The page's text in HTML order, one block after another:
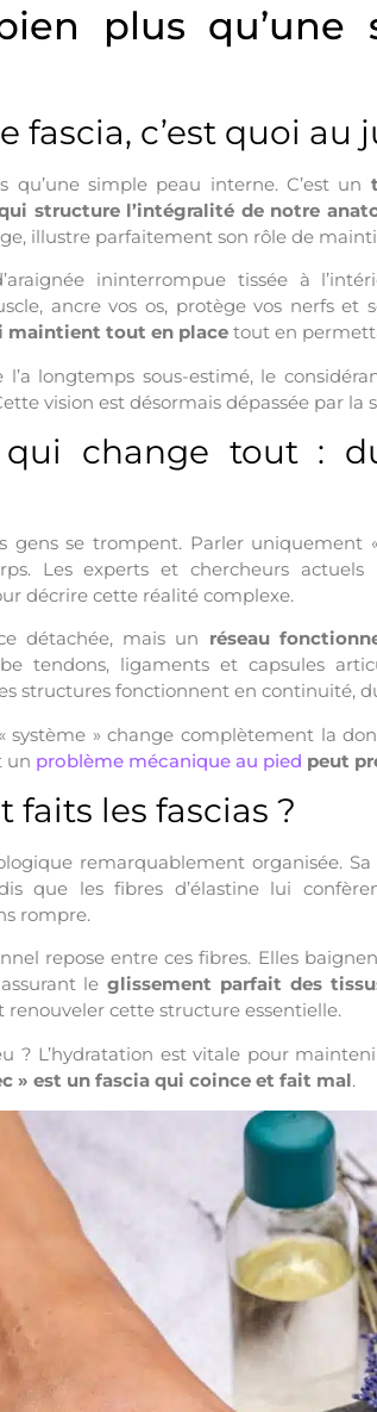
plus qu’une
fascia, c’est quoi au
qu’une simple peau interne. C’est un
structure l’intégralité de notre
illustre parfaitement son rôle de
ininterrompue tissée à
ancre vos os, protège vos nerfs et
maintient tout en place tout en
l’a longtemps sous-estimé, le
vision est désormais dépassée par la
change tout :
gens se trompent. Parler uniquement
Les experts et chercheurs actuels
décrire cette réalité complexe.
détachée, mais un réseau
tendons, ligaments et capsules
structures fonctionnent en continuité,
système » change complètement la
un problème mécanique au pied peut
faits les fascias ?
remarquablement organisée. Sa
que les fibres d’élastine lui
rompre.
repose entre ces fibres. Elles
assurant leglissement parfait des
renouveler cette structure essentielle.
? L’hydratation est vitale pour
» est un fascia qui coince et fait mal.